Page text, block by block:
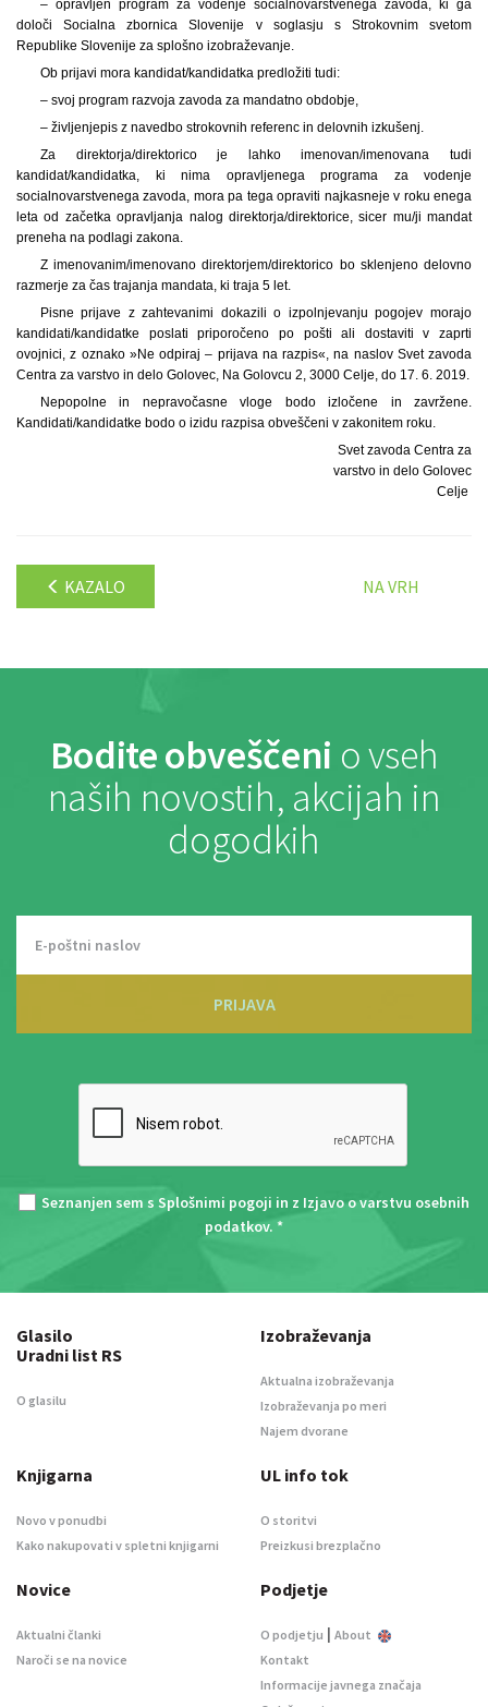
– opravljen program za vodenje socialnovarstvenega zavoda, ki ga
določi Socialna zbornica Slovenije v soglasju s Strokovnim svetom
Republike Slovenije za splošno izobraževanje.
Ob prijavi mora kandidat/kandidatka predložiti tudi:
– svoj program razvoja zavoda za mandatno obdobje,
– življenjepis z navedbo strokovnih referenc in delovnih izkušenj.
Za direktorja/direktorico je lahko imenovan/imenovana tudi
kandidat/kandidatka, ki nima opravljenega programa za vodenje
socialnovarstvenega zavoda, mora pa tega opraviti najkasneje v roku enega
leta od začetka opravljanja nalog direktorja/direktorice, sicer mu/ji mandat
preneha na podlagi zakona.
Z imenovanim/imenovano direktorjem/direktorico bo sklenjeno delovno
razmerje za čas trajanja mandata, ki traja 5 let.
Pisne prijave z zahtevanimi dokazili o izpolnjevanju pogojev morajo
kandidati/kandidatke poslati priporočeno po pošti ali dostaviti v zaprti
ovojnici, z oznako »Ne odpiraj – prijava na razpis«, na naslov Svet zavoda
Centra za varstvo in delo Golovec, Na Golovcu 2, 3000 Celje, do 17. 6. 2019.
Nepopolne in nepravočasne vloge bodo izločene in zavržene.
Kandidati/kandidatke bodo o izidu razpisa obveščeni v zakonitem roku.
Svet zavoda Centra za
varstvo in delo Golovec
Celje
KAZALO NA VRH
Bodite obveščeni o vseh
naših novostih, akcijah in
dogodkih
PRIJAVA
Seznanjen sem s Splošnimi pogoji in z Izjavo o varstvu osebnih
podatkov. *
Glasilo
Uradni list RS
O glasilu
Izobraževanja
Aktualna izobraževanja
Izobraževanja po meri
Najem dvorane
Knjigarna
Novo v ponudbi
Kako nakupovati v spletni knjigarni
UL info tok
O storitvi
Preizkusi brezplačno
Novice
Aktualni članki
Naroči se na novice
Podjetje
O podjetju | About
Kontakt
Informacije javnega značaja